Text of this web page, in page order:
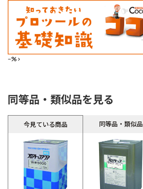
--%>
同等品・類似品を見る
今見ている商品 同等品・類似品